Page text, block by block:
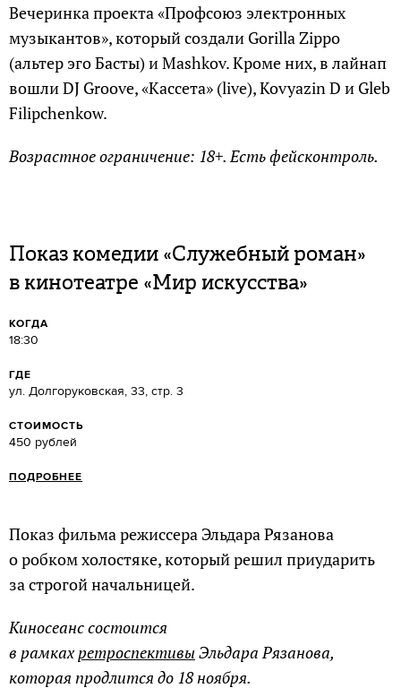
Вечеринка проекта «Профсоюз электронных
музыкантов», который создали Gorilla Zippo
(альтер эго Басты) и Mashkov. Кроме них, в лайнап
вошли DJ Groove, «Кассета» (live), Kovyazin D и Gleb
Filipchenkow.
Возрастное ограничение: 18+. Есть фейсконтроль.
Показ комедии «Служебный роман»
в кинотеатре «Мир искусства»
КОГДА
18:30
ГДЕ
ул. Долгоруковская, 33, стр. 3
СТОИМОСТЬ
450 рублей
ПОДРОБНЕЕ
Показ фильма режиссера Эльдара Рязанова
о робком холостяке, который решил приударить
за строгой начальницей.
Киносеанс состоится
в рамкахретроспективыЭльдара Рязанова,
которая продлится до 18 ноября.